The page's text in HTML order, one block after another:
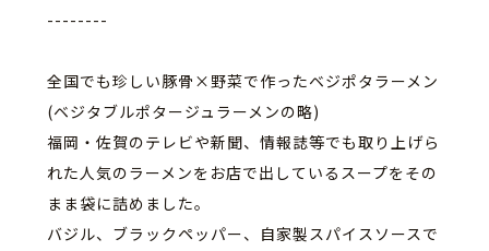
--------
全国でも珍しい豚骨×野菜で作ったベジポタラーメン
(ベジタブルポタージュラーメンの略)
福岡・佐賀のテレビや新聞、情報誌等でも取り上げら
れた人気のラーメンをお店で出しているスープをその
まま袋に詰めました。
バジル、ブラックペッパー、 自家製スパイスソースで